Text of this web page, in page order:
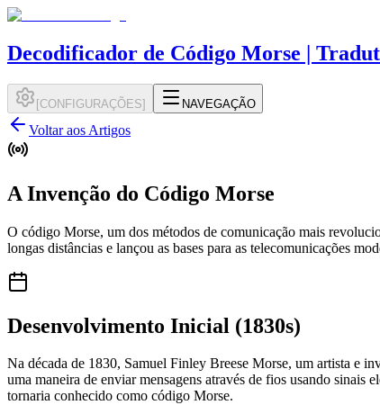
Decodificador de Código Morse |
[CONFIGURAÇÕES] NAVEGAÇÃO
Voltar aos Artigos
A Invenção do Código Morse
O código Morse, um dos métodos de comunicação mais
longas distâncias e lançou as bases para as telecomunicações
Desenvolvimento Inicial (1830s)
Na década de 1830, Samuel Finley Breese Morse, um artista e
uma maneira de enviar mensagens através de fios usando
tornaria conhecido como código Morse.